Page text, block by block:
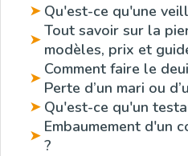
➤ Qu'est-ce qu'une
➤ Tout savoir sur la
modèles, prix et
➤ Comment faire le
Perte d’un mari ou
➤ Qu'est-ce qu'un
➤ Embaumement d'un
?